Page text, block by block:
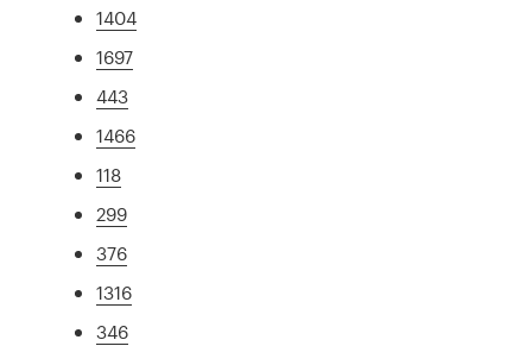
1404
1697
443
1466
118
299
376
1316
346